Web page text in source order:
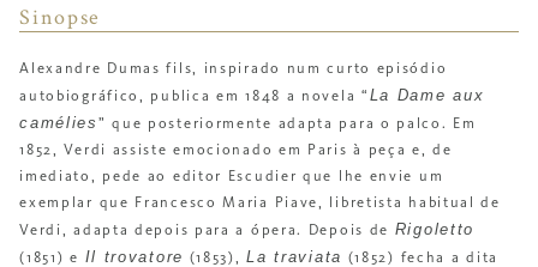
Sinopse
Alexandre Dumas fils, inspirado num curto episódio
autobiográfico, publica em 1848 a novela “ La Dame aux
camélies ” que posteriormente adapta para o palco. Em
1852, Verdi assiste emocionado em Paris à peça e, de
imediato, pede ao editor Escudier que lhe envie um
exemplar que Francesco Maria Piave, libretista habitual de
Verdi, adapta depois para a ópera. Depois de Rigoletto
(1851) e Il trovatore (1853),La traviata (1852) fecha a dita